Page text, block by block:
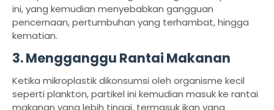
ini, yang kemudian menyebabkan gangguan
pencernaan, pertumbuhan yang terhambat, hingga
kematian.
3.Mengganggu Rantai Makanan
Ketika mikroplastik dikonsumsi oleh organisme kecil
seperti plankton, partikel ini kemudian masuk ke rantai
makanan yang lebih tinggi, termasuk ikan yang